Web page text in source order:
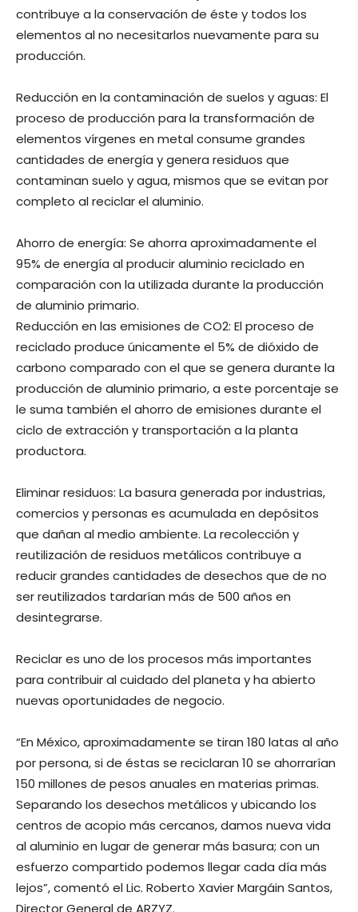
contribuye a la conservación de éste y todos los
elementos al no necesitarlos nuevamente para su
producción.
Reducción en la contaminación de suelos y aguas: El
proceso de producción para la transformación de
elementos vírgenes en metal consume grandes
cantidades de energía y genera residuos que
contaminan suelo y agua, mismos que se evitan por
completo al reciclar el aluminio.
Ahorro de energía: Se ahorra aproximadamente el
95% de energía al producir aluminio reciclado en
comparación con la utilizada durante la producción
de aluminio primario.
Reducción en las emisiones de CO2: El proceso de
reciclado produce únicamente el 5% de dióxido de
carbono comparado con el que se genera durante la
producción de aluminio primario, a este porcentaje se
le suma también el ahorro de emisiones durante el
ciclo de extracción y transportación a la planta
productora.
Eliminar residuos: La basura generada por industrias,
comercios y personas es acumulada en depósitos
que dañan al medio ambiente. La recolección y
reutilización de residuos metálicos contribuye a
reducir grandes cantidades de desechos que de no
ser reutilizados tardarían más de 500 años en
desintegrarse.
Reciclar es uno de los procesos más importantes
para contribuir al cuidado del planeta y ha abierto
nuevas oportunidades de negocio.
“En México, aproximadamente se tiran 180 latas al año
por persona, si de éstas se reciclaran 10 se ahorrarían
150 millones de pesos anuales en materias primas.
Separando los desechos metálicos y ubicando los
centros de acopio más cercanos, damos nueva vida
al aluminio en lugar de generar más basura; con un
esfuerzo compartido podemos llegar cada día más
lejos”, comentó el Lic. Roberto Xavier Margáin Santos,
Director General de ARZYZ.